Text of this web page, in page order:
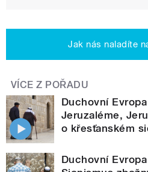
Jak nás naladíte
VÍCE Z POŘADU
Duchovní
Jeruzaléme,
o křesťanském
Duchovní